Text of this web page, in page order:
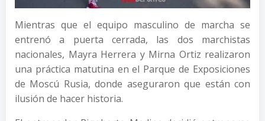
Mientras que el equipo masculino de marcha se
entrenó a puerta cerrada, las dos marchistas
nacionales, Mayra Herrera y Mirna Ortiz realizaron
una práctica matutina en el Parque de Exposiciones
de Moscú Rusia, donde aseguraron que están con
ilusión de hacer historia.